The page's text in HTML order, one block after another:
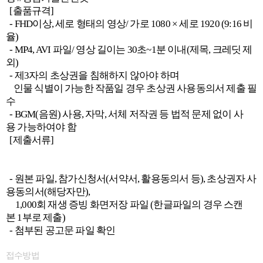
[출품규격]
- FHD이상, 세로 형태의 영상/ 가로 1080 × 세로 1920 (9:16 비
율)
- MP4, AVI 파일/ 영상 길이는 30초~1분 이내(제목, 크레딧 제
외)
- 제3자의 초상권을 침해하지 않아야 하며
인물 식별이 가능한 작품일 경우 초상권 사용동의서 제출 필
수
- BGM(음원) 사용, 자막, 서체 저작권 등 법적 문제 없이 사
용 가능하여야 함
[제출서류]
- 원본 파일, 참가신청서(서약서, 활용동의서 등), 초상권자 사
용동의서(해당자만),
1,000회 재생 증빙 화면저장 파일 (한글파일의 경우 스캔
본 1부로 제출)
- 첨부된 공고문 파일 확인
접수방법